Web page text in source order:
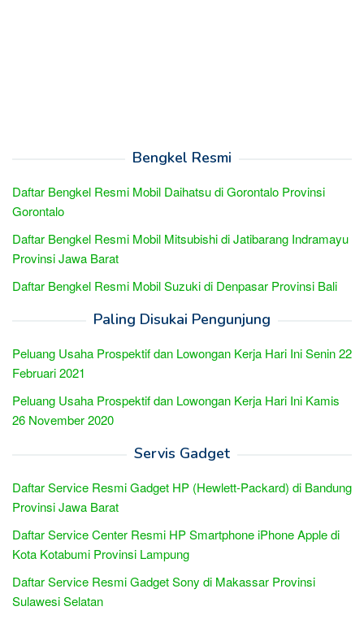
Bengkel Resmi
Daftar Bengkel Resmi Mobil Daihatsu di Gorontalo Provinsi
Gorontalo
Daftar Bengkel Resmi Mobil Mitsubishi di Jatibarang Indramayu
Provinsi Jawa Barat
Daftar Bengkel Resmi Mobil Suzuki di Denpasar Provinsi Bali
Paling Disukai Pengunjung
Peluang Usaha Prospektif dan Lowongan Kerja Hari Ini Senin 22
Februari 2021
Peluang Usaha Prospektif dan Lowongan Kerja Hari Ini Kamis
26 November 2020
Servis Gadget
Daftar Service Resmi Gadget HP (Hewlett-Packard) di Bandung
Provinsi Jawa Barat
Daftar Service Center Resmi HP Smartphone iPhone Apple di
Kota Kotabumi Provinsi Lampung
Daftar Service Resmi Gadget Sony di Makassar Provinsi
Sulawesi Selatan